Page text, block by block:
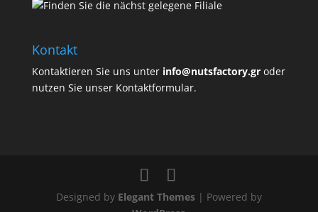
Kontakt
Kontaktieren Sie uns unter info@nutsfactory.groder
nutzen Sie unser Kontaktformular.
Designed by Elegant Themes| Powered by